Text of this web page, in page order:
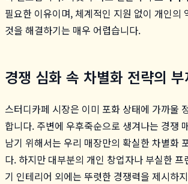
필요한 이유이며, 체계적인 지원 없이 개인의
것을 해결하기는 매우 어렵습니다.
경쟁 심화 속 차별화 전략의 부
스터디카페 시장은 이미 포화 상태에 가까울
합니다. 주변에 우후죽순으로 생겨나는 경쟁
남기 위해서는 우리 매장만의 확실한 차별화
다. 하지만 대부분의 개인 창업자나 부실한 프
기 인테리어 외에는 뚜렷한 경쟁력을 제시하